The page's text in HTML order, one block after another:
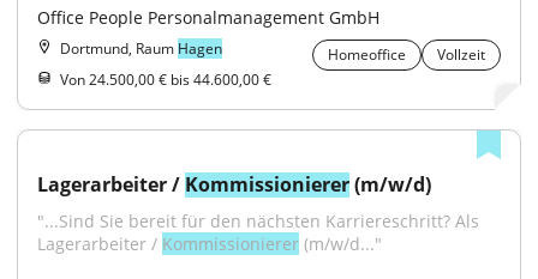
Office People Personalmanagement GmbH
Dortmund, Raum Hagen Homeoffice
Vollzeit
Von 24.500,00 € bis 44.600,00 €
Lagerarbeiter / Kommissionierer (m/w/d)
"...Sind Sie bereit für den nächsten Karriereschritt? Als
Lagerarbeiter / Kommissionierer (m/w/d..."